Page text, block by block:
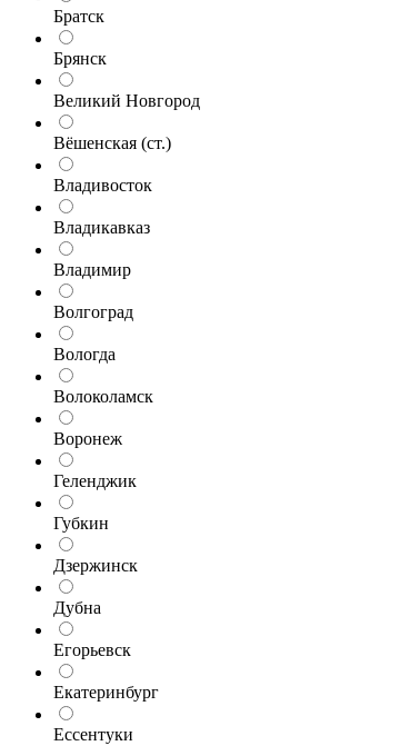
Братск
Брянск
Великий Новгород
Вёшенская (ст.)
Владивосток
Владикавказ
Владимир
Волгоград
Вологда
Волоколамск
Воронеж
Геленджик
Губкин
Дзержинск
Дубна
Егорьевск
Екатеринбург
Ессентуки